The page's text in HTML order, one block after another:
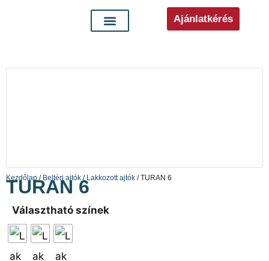
Ajánlatkérés
Kezdőlap / Beltéri ajtók / Lakkozott ajtók / TURAN 6
TURAN 6
Választható színek